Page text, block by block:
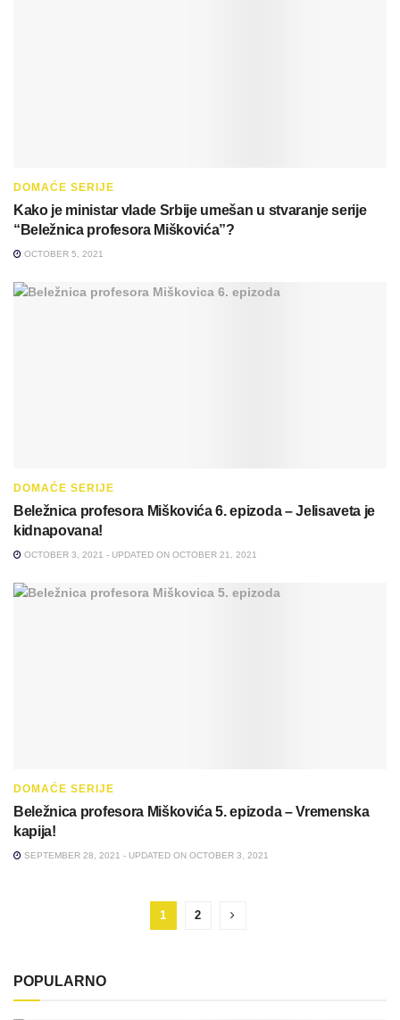
DOMAĆE SERIJE
Kako je ministar vlade Srbije umešan u stvaranje serije
“Beležnica profesora Miškovića”?
OCTOBER 5, 2021
DOMAĆE SERIJE
Beležnica profesora Miškovića 6. epizoda – Jelisaveta je
kidnapovana!
OCTOBER 3, 2021 - UPDATED ON OCTOBER 21, 2021
DOMAĆE SERIJE
Beležnica profesora Miškovića 5. epizoda – Vremenska
kapija!
SEPTEMBER 28, 2021 - UPDATED ON OCTOBER 3, 2021
1 2
POPULARNO